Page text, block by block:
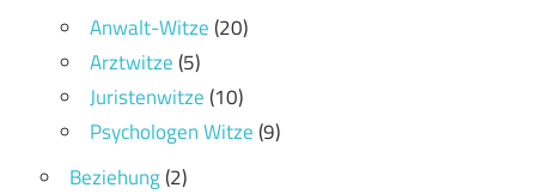
Anwalt-Witze(20)
Arztwitze(5)
Juristenwitze(10)
Psychologen Witze(9)
Beziehung(2)